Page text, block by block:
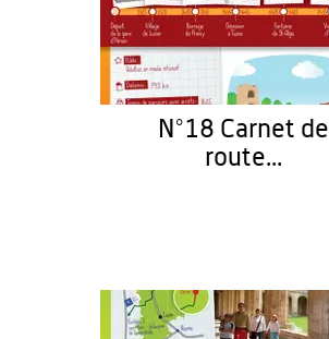
N°18 Carnet de
route...